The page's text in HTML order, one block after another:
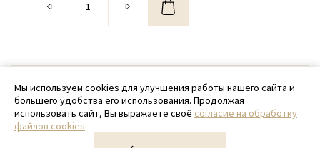
© 2020 - 2026 SamPack
+ 7 (918) 699-97-87
zakaz@sampack.store
Мы используем cookies для улучшения работы нашего сайта и
большего удобства его использования. Продолжая
использовать сайт, Вы выражаете своё согласие на обработку
файлов cookies